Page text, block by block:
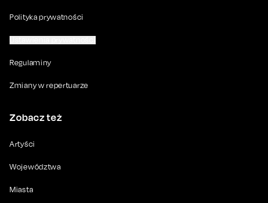
Polityka prywatności
Regulaminy
Zmiany w repertuarze
Zobacz też
Artyści
Województwa
Miasta